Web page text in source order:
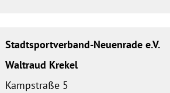
Stadtsportverband-Neuenrade e.V.
Kampstraße 5
Waltraud Krekel